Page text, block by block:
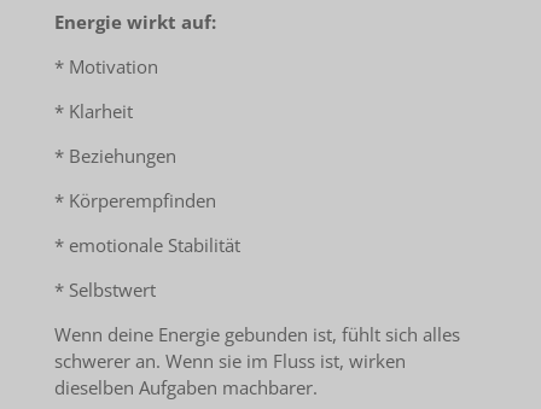
Energie wirkt auf:
* Motivation
* Klarheit
* Beziehungen
* Körperempfinden
* emotionale Stabilität
* Selbstwert
Wenn deine Energie gebunden ist, fühlt sich alles
schwerer an. Wenn sie im Fluss ist, wirken
dieselben Aufgaben machbarer.